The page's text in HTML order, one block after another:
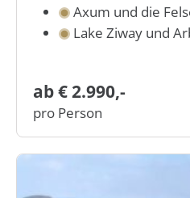
Axum und die
Lake Ziway und
ab € 2.990,-
pro Person